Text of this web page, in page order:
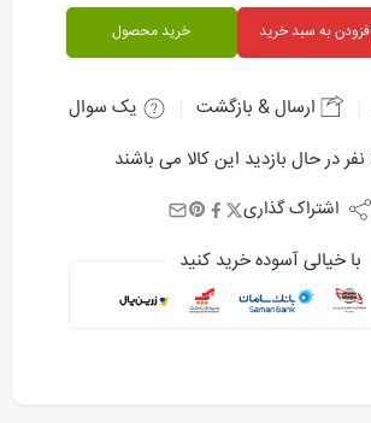
به سبد خرید خرید محصول
ارسال & بازگشت
یک سوال بپرسید
نفردر حال بازدید این کالا می باشند
اشتراک گذاری
با خیالی آسوده خرید کنید